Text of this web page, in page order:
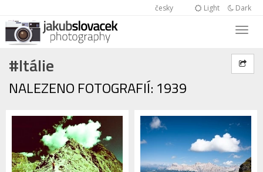
česky Light Dark
#Itálie
NALEZENO FOTOGRAFIÍ: 1939